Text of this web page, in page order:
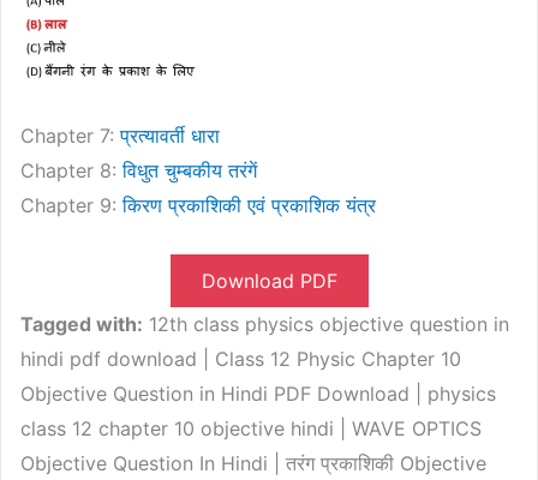
Chapter 7:प्रत्यावर्ती धारा
Chapter 8: विधुत चुम्बकीय तरंगें
Chapter 9:किरण प्रकाशिकी एवं प्रकाशिक यंत्र
Download PDF
Tagged with: 12th class physics objective question in
hindi pdf download | Class 12 Physic Chapter 10
Objective Question in Hindi PDF Download | physics
class 12 chapter 10 objective hindi | WAVE OPTICS
Objective Question In Hindi | तरंग प्रकाशिकी Objective